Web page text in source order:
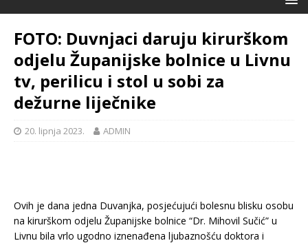
FOTO: Duvnjaci daruju kirurškom
odjelu Županijske bolnice u Livnu
tv, perilicu i stol u sobi za
dežurne liječnike
20. lipnja 2023. ADMIN
Ovih je dana jedna Duvanjka, posjećujući bolesnu blisku osobu
na kirurškom odjelu Županijske bolnice “Dr. Mihovil Sučić” u
Livnu bila vrlo ugodno iznenađena ljubaznošću doktora i